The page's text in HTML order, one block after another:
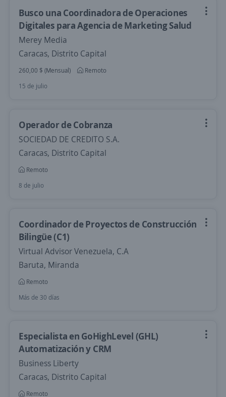
Busco una Coordinadora de Operaciones
Digitales para Agencia de Marketing Salud
Merey Media
Caracas, Distrito Capital
260,00 $ (Mensual)
Remoto
15 de julio
Operador de Cobranza
SOCIEDAD DE CREDITO S.A.
Caracas, Distrito Capital
Remoto
8 de julio
Coordinador de Proyectos de Construcción
Bilingüe (C1)
Virtual Advisor Venezuela, C.A
Baruta, Miranda
Remoto
Más de 30 días
Especialista en GoHighLevel (GHL)
Automatización y CRM
Business Liberty
Caracas, Distrito Capital
Remoto